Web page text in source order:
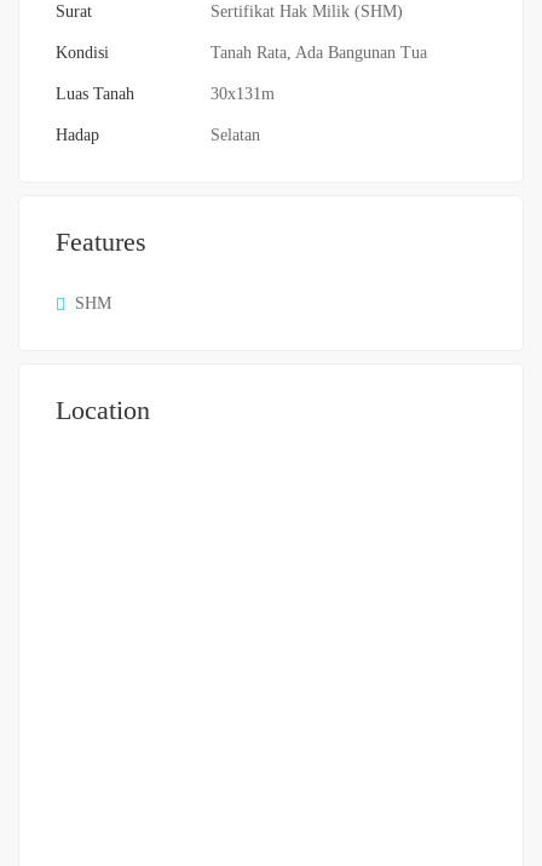
Surat Sertifikat Hak Milik (SHM)
Kondisi Tanah Rata, Ada Bangunan Tua
Luas Tanah 30x131m
Hadap Selatan
Features
SHM
Location